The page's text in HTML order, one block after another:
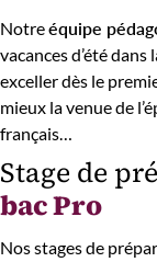
Notreéquipe
vacances d’été
exceller dès le
mieux la venue de
français…
Stage de
bac Pro
Nos stages de